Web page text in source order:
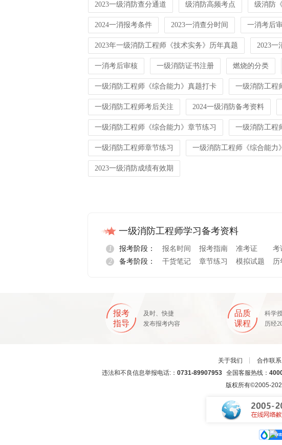
2023一级消防查分通道 级消防高频考点 级消防
2024一消报考条件 2023一消查分时间 一消考后
2023年一级消防工程师《技术实务》历年真题 2023一
一消考后审核 一级消防证书注册 燃烧的分类
一级消防工程师《综合能力》真题打卡 一级消防工程
一级消防工程师考后关注 2024一级消防备考资料
一级消防工程师《综合能力》章节练习 一级消防工程
一级消防工程师章节练习 一级消防工程师《综合能力
2023一级消防成绩有效期
一级消防工程师学习备考资料
1 报考阶段： 报名时间 报考指南 准考证 考
报名指导
2 备考阶段： 干货笔记 章节练习 模拟试题 历
报考
指导
及时、快捷
发布报考内容
品质
课程
科学
历经
关于我们 ┊ 合作联系
违法和不良信息举报电话:： 0731-89907953全国客服热线：
版权所有©2005-